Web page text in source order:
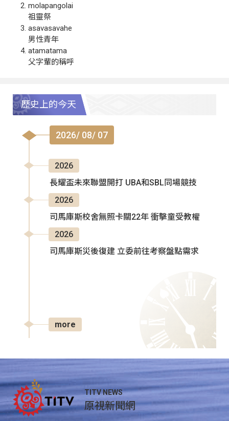
molapangolai
祖靈祭
asavasavahe
男性青年
atamatama
父字輩的稱呼
歷史上的今天
2026/ 08/ 07
2026
長耀盃未來聯盟開打 UBA和SBL同場競技
2026
司馬庫斯校舍無照卡關22年 衝擊童受教權
2026
司馬庫斯災後復建 立委前往考察盤點需求
more
TITV NEWS
原視新聞網